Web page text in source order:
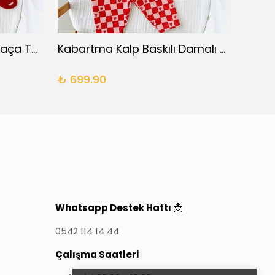
Omuz Detaylı İspanyol Paça Takım
Kabartma Kalp Baskılı Damalı Takım
₺ 699.90
Whatsapp Destek Hattı 📩
0542 114 14 44
Çalışma Saatleri